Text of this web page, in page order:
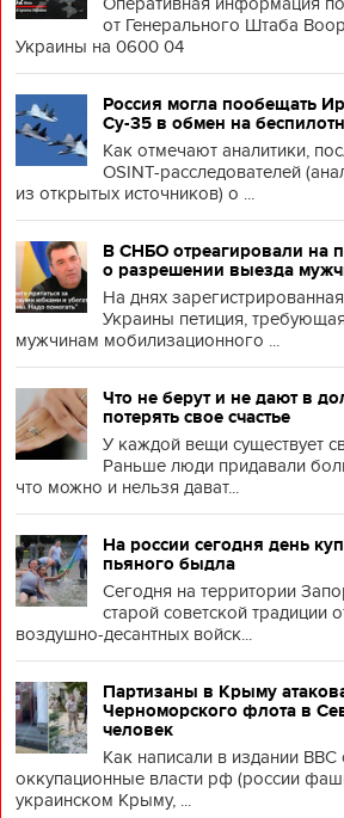
от Генерального Штаба
Украины на 0600 04
Россия могла пообещать
Су-35 в обмен на
Как отмечают аналитики,
OSINT-расследователей
из открытых источников) о ...
В СНБО отреагировали на
о разрешении выезда
На днях
Украины петиция,
мужчинам мобилизационного ...
Что не берут и не дают в
потерять свое счастье
У каждой вещи существует
Раньше люди придавали
что можно и нельзя дават...
На россии сегодня день
пьяного быдла
Сегодня на территории
старой советской традиции
воздушно-десантных войск...
Партизаны в Крыму
Черноморского флота в
человек
Как написали в издании
оккупационные власти рф (россии
украинском Крыму, ...